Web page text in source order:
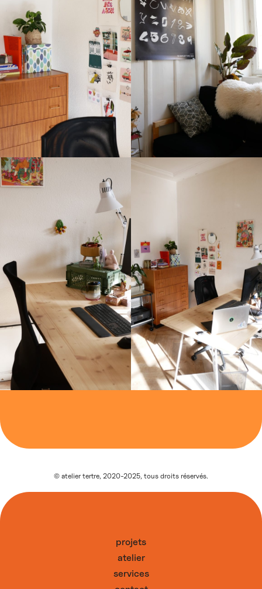
© atelier tertre, 2020-2025, tous droits réservés.
projets
atelier
services